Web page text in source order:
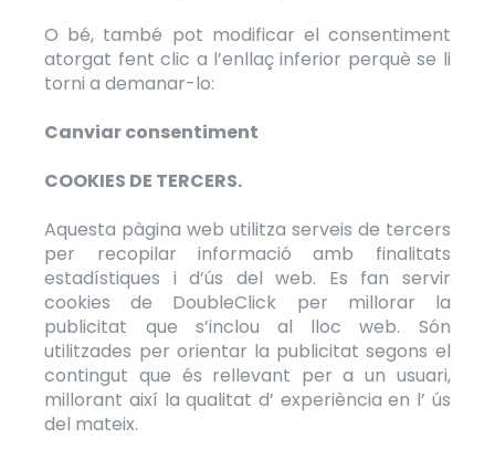
O bé, també pot modificar el consentiment
atorgat fent clic a l’enllaç inferior perquè se li
torni a demanar-lo:
Canviar consentiment
COOKIES DE TERCERS.
Aquesta pàgina web utilitza serveis de tercers
per recopilar informació amb finalitats
estadístiques i d’ús del web. Es fan servir
cookies de DoubleClick per millorar la
publicitat que s’inclou al lloc web. Són
utilitzades per orientar la publicitat segons el
contingut que és rellevant per a un usuari,
millorant així la qualitat d’ experiència en l’ ús
del mateix.